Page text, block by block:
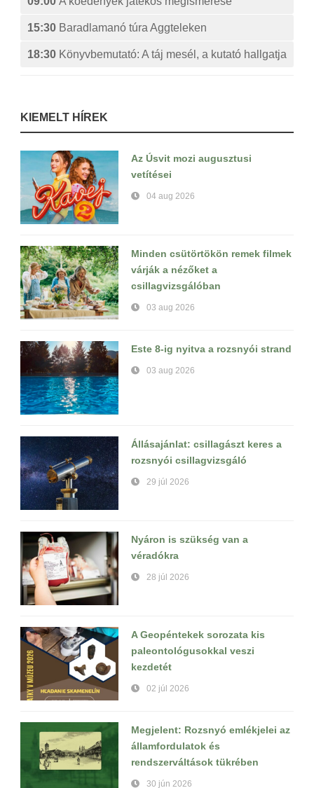
15:30 Baradlamanó túra Aggteleken
18:30 Könyvbemutató: A táj mesél, a kutató hallgatja
KIEMELT HÍREK
Az Úsvit mozi augusztusi
vetítései
04 aug 2026
Minden csütörtökön remek filmek
várják a nézőket a
csillagvizsgálóban
03 aug 2026
Este 8-ig nyitva a rozsnyói strand
03 aug 2026
Állásajánlat: csillagászt keres a
rozsnyói csillagvizsgáló
29 júl 2026
Nyáron is szükség van a
véradókra
28 júl 2026
A Geopéntekek sorozata kis
paleontológusokkal veszi
kezdetét
02 júl 2026
Megjelent: Rozsnyó emlékjelei az
államfordulatok és
rendszerváltások tükrében
30 jún 2026